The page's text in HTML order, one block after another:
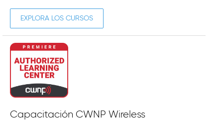
EXPLORA LOS CURSOS
Capacitación CWNP Wireless